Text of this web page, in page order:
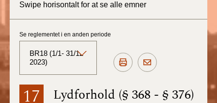
Swipe horisontalt for at se alle emner
17 Lydforhold (§ 368 - § 376)
Se reglementet i en anden periode
BR18 (1/1- 31/12
2023)
BR18 (Aktuelt)